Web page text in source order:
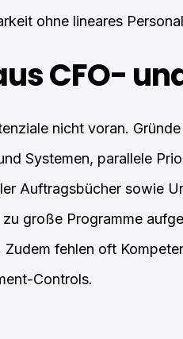
ohne lineares
CFO-
nicht voran.
Systemen, parallele
Auftragsbücher sowie
große Programme
fehlen oft
Controls.